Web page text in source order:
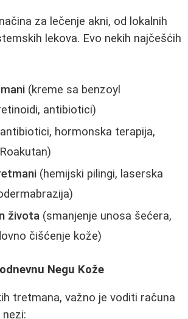
za lečenje akni, od lokalnih
lekova. Evo nekih najčešćih
(kreme sa benzoyl
antibiotici)
hormonska terapija,
(hemijski pilingi, laserska
života (smanjenje unosа šećera,
čišćenje kože)
Negu Kože
tretmana, važno je voditi računa